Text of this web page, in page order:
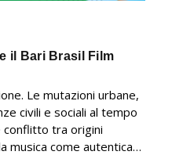
il Bari Brasil Film
Le mutazioni urbane,
civili e sociali al tempo
conflitto tra origini
musica come autentica…